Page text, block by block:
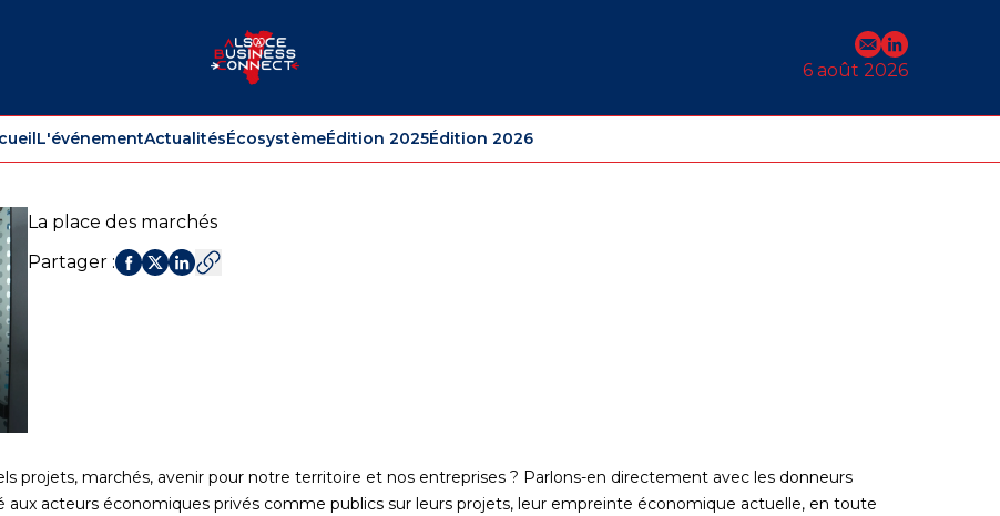
E-mail
Profil
6 août 2026
L'événementActualitésÉcosystèmeÉdition 2025Édition 2026
La place des marchés
Partager :
projets, marchés, avenir pour notre territoire et nos entreprises ? Parlons-en directement avec les donneurs
aux acteurs économiques privés comme publics sur leurs projets, leur empreinte économique actuelle, en toute